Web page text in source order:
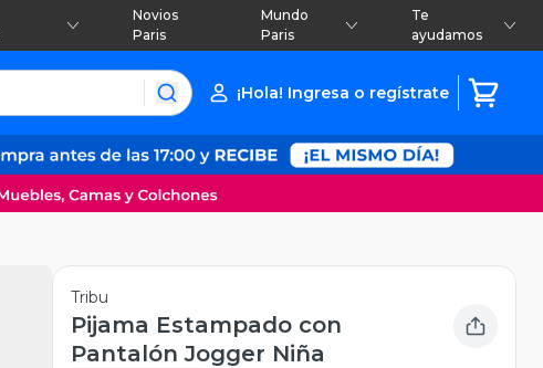
Novios
Paris
Mundo
Paris
Te
ayudamos
¡Hola! Ingresa o regístrate
Tribu
Pijama Estampado con
Pantalón Jogger Niña